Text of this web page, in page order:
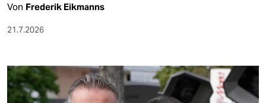
Von Frederik Eikmanns
21.7.2026